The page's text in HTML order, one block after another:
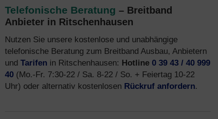
Telefonische Beratung – Breitband
Anbieter in Ritschenhausen
Nutzen Sie unsere kostenlose und unabhängige
telefonische Beratung zum Breitband Ausbau, Anbietern
und Tarifen in Ritschenhausen: Hotline 0 39 43 / 40 999
40 (Mo.-Fr. 7:30-22 / Sa. 8-22 / So. + Feiertag 10-22
Uhr) oder alternativ kostenlosen Rückruf anfordern.